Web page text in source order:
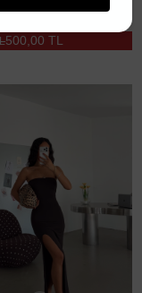
500,00 TL